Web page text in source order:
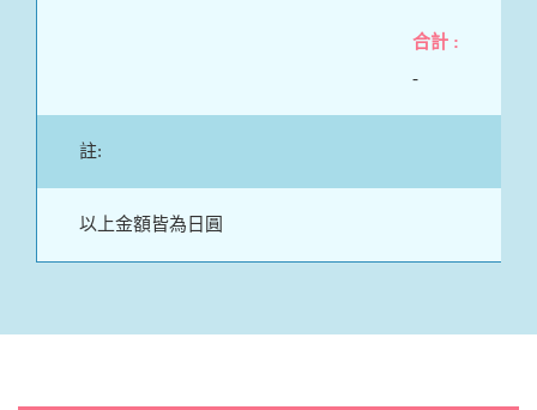
-
註:
以上金額皆為日圓